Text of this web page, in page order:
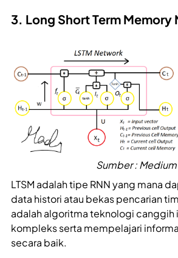
3. Long Short Term
Sumber : Medium
LTSM adalah tipe RNN yang mana
data histori atau bekas pencarian
adalah algoritma teknologi canggih
kompleks serta mempelajari
secara baik.